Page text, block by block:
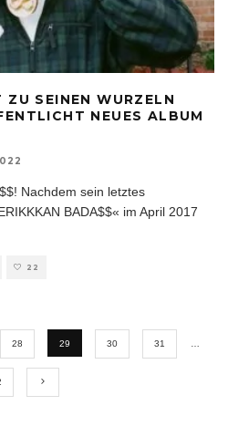
SEINEN WURZELN
NEUES ALBUM
Nachdem sein letztes
BADA$$« im April 2017
22
28 29 30 31